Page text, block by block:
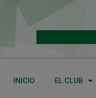
INICIO EL CLUB